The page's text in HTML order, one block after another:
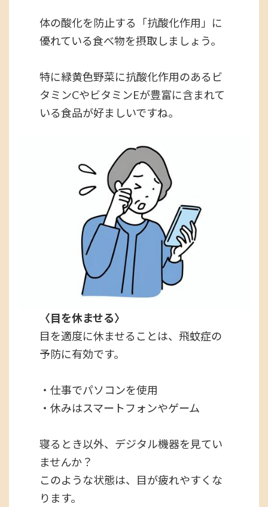
体の酸化を防止する「抗酸化作用」に
優れている食べ物を摂取しましょう。
特に緑黄色野菜に抗酸化作用のあるビ
タミンCやビタミンEが豊富に含まれて
いる食品が好ましいですね。
〈目を休ませる〉
目を適度に休ませることは、飛蚊症の
予防に有効です。
・仕事でパソコンを使用
・休みはスマートフォンやゲーム
寝るとき以外、デジタル機器を見てい
ませんか？
このような状態は、目が疲れやすくな
ります。